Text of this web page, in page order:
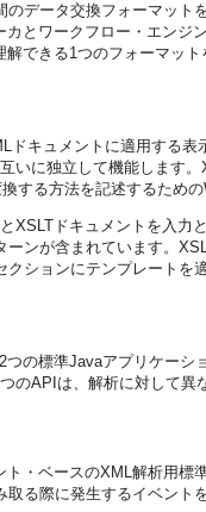
データ交換フォーマッ
とワークフロー・エン
できる1つのフォーマッ
ドキュメントに適用する
いに独立して機能します
する方法を記述するため
XSLTドキュメントを入
ンが含まれています。
ションにテンプレートを
の標準Javaアプリケー
のAPIは、解析に対して
ト・ベースのXML解析用標
る際に発生するイベン